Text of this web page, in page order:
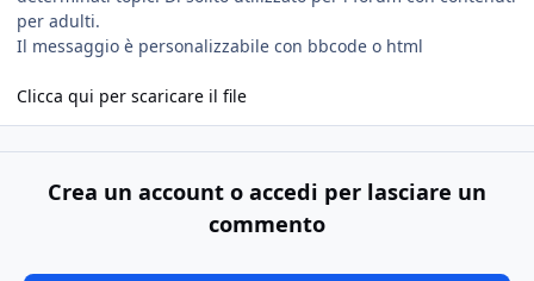
per adulti.
Il messaggio è personalizzabile con bbcode o html
Clicca qui per scaricare il file
Crea un account o accedi per lasciare un
commento